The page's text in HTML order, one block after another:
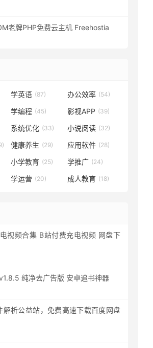
老牌PHP免费云主机 Freehostia
学英语 (87) 办公效率 (54)
学编程 (45) 影视APP (39)
系统优化 (33) 小说阅读 (32)
健康养生 (29) 应用软件 (28)
小学教育 (25) 学推广 (24)
学运营 (20) 成人教育 (18)
视频合集 B站付费充电视频 网盘下
纯净去广告版 安卓追书神器
解析公益站，免费高速下载百度网盘